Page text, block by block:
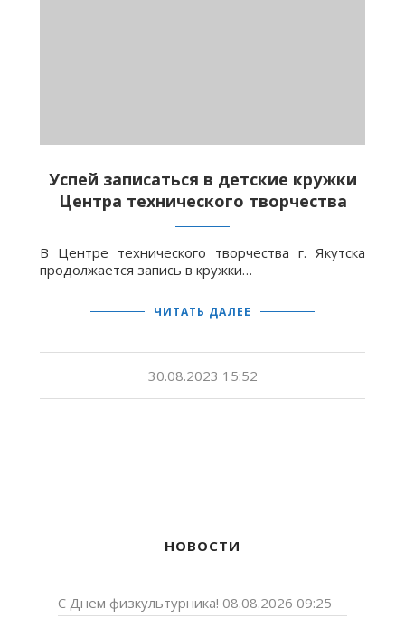
Успей записаться в детские кружки
Центра технического творчества
В Центре технического творчества г. Якутска
продолжается запись в кружки…
ЧИТАТЬ ДАЛЕЕ
30.08.2023 15:52
НОВОСТИ
С Днем физкультурника! 08.08.2026 09:25